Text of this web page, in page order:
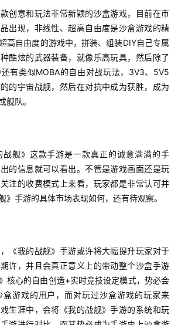
创意和玩法非常新颖的沙盒游戏，目前在市
出现，非线性、超高自由度是沙盒游戏的精
高自由度的游戏中，拼装、组装DIY自己专属
酷炫的武器装备，就像乐高玩具，然后除了
有类似MOBA的自由对战玩法，3V3、5V5
的宇宙战舰，然后在对抗中成为获胜，成为
舰队。
战舰》这款手游是一款真正的诚意满满的手
的信息就可以看出。不管是游戏画面还是玩
注的收费模式上来看，玩家都是非常认可并
》手游的具体市场表现如何，还有待观察。
《我的战舰》手游或许将大幅提升玩家对于
许，并且会真正意义上的带动整个沙盒手游
核心的自由创造+实时竞技设定模式，势必会
盒游戏的用户，而对玩过沙盒游戏的玩家来
生涯中，会将《我的战舰》手游的系统和玩